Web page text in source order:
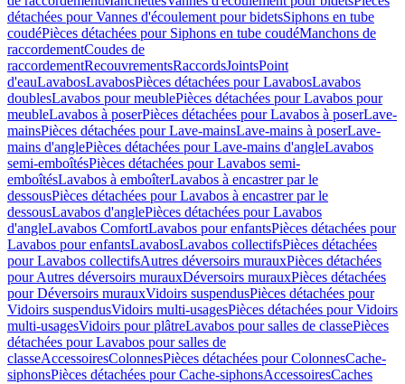
détachées pour Vannes d'écoulement pour bidetsSiphons en tube
coudéPièces détachées pour Siphons en tube coudéManchons de
raccordementCoudes de
raccordementRecouvrementsRaccordsJointsPoint
d'eauLavabosLavabosPièces détachées pour LavabosLavabos
doublesLavabos pour meublePièces détachées pour Lavabos pour
meubleLavabos à poserPièces détachées pour Lavabos à poserLave-
mainsPièces détachées pour Lave-mainsLave-mains à poserLave-
mains d'anglePièces détachées pour Lave-mains d'angleLavabos
semi-emboîtésPièces détachées pour Lavabos semi-
emboîtésLavabos à emboîterLavabos à encastrer par le
dessousPièces détachées pour Lavabos à encastrer par le
dessousLavabos d'anglePièces détachées pour Lavabos
d'angleLavabos ComfortLavabos pour enfantsPièces détachées pour
Lavabos pour enfantsLavabosLavabos collectifsPièces détachées
pour Lavabos collectifsAutres déversoirs murauxPièces détachées
pour Autres déversoirs murauxDéversoirs murauxPièces détachées
pour Déversoirs murauxVidoirs suspendusPièces détachées pour
Vidoirs suspendusVidoirs multi-usagesPièces détachées pour Vidoirs
multi-usagesVidoirs pour plâtreLavabos pour salles de classePièces
détachées pour Lavabos pour salles de
classeAccessoiresColonnesPièces détachées pour ColonnesCache-
siphonsPièces détachées pour Cache-siphonsAccessoiresCaches